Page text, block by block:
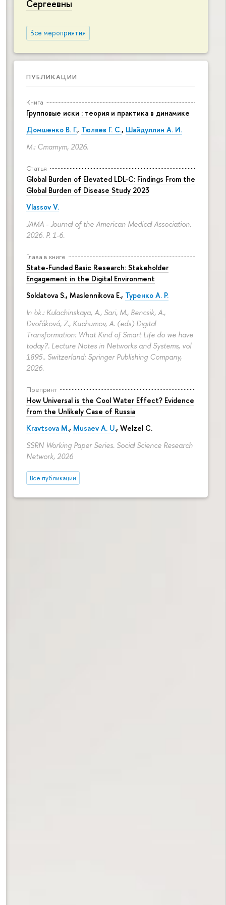
Сергеевны
Все мероприятия
ПУБЛИКАЦИИ
Книга
Групповые иски : теория и практика в динамике
Домшенко В. Г., Тюляев Г. С., Шайдуллин А. И.
М.: Статут, 2026.
Статья
Global Burden of Elevated LDL-C: Findings From the
Global Burden of Disease Study 2023
Vlassov V.
JAMA - Journal of the American Medical Association.
2026. P. 1-6.
Глава в книге
State-Funded Basic Research: Stakeholder
Engagement in the Digital Environment
Soldatova S., Maslennikova E., Туренко А. Р.
In bk.: Kulachinskaya, A., Sari, M., Bencsik, A.,
Dvořáková, Z., Kuchumov, A. (eds) Digital
Transformation: What Kind of Smart Life do we have
today?. Lecture Notes in Networks and Systems, vol
1895.. Switzerland: Springer Publishing Company,
2026.
Препринт
How Universal is the Cool Water Effect? Evidence
from the Unlikely Case of Russia
Kravtsova M., Musaev A. U., Welzel C.
SSRN Working Paper Series. Social Science Research
Network, 2026
Все публикации